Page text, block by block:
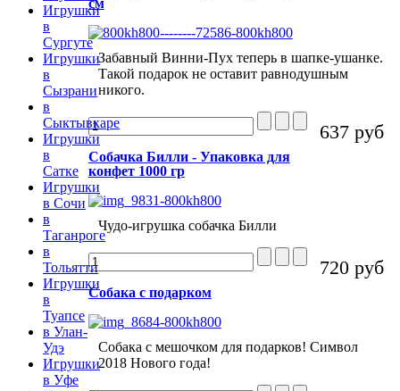
Забавный Винни-Пух теперь в шапке-ушанке.
Такой подарок не оставит равнодушным
никого.
637 руб
Собачка Билли - Упаковка для
конфет 1000 гр
Чудо-игрушка собачка Билли
720 руб
Собака с подарком
Собака с мешочком для подарков! Символ
2018 Нового года!
Игрушки
в
Сургуте
Игрушки
в
Сызрани
в
Сыктывкаре
Игрушки
в
Сатке
Игрушки
в Сочи
в
Таганроге
в
Тольятти
Игрушки
в
Туапсе
в Улан-
Удэ
Игрушки
в Уфе